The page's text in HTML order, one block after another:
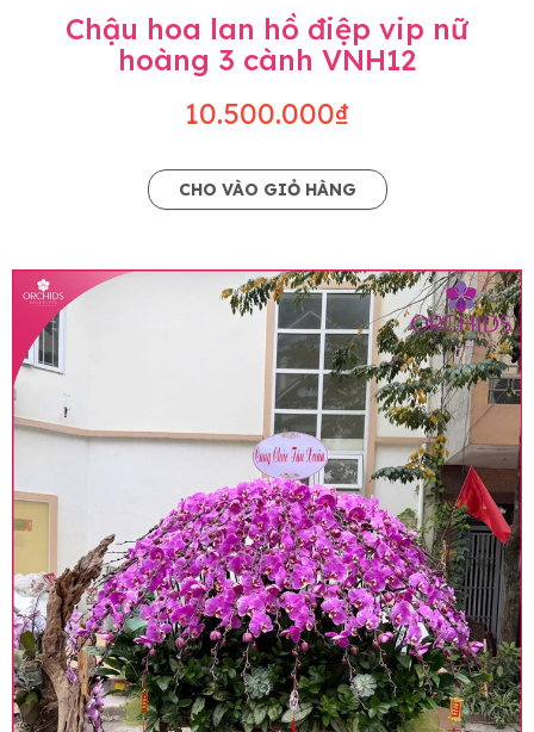
Chậu hoa lan hồ điệp vip nữ
hoàng 3 cành VNH12
10.500.000₫
CHO VÀO GIỎ HÀNG